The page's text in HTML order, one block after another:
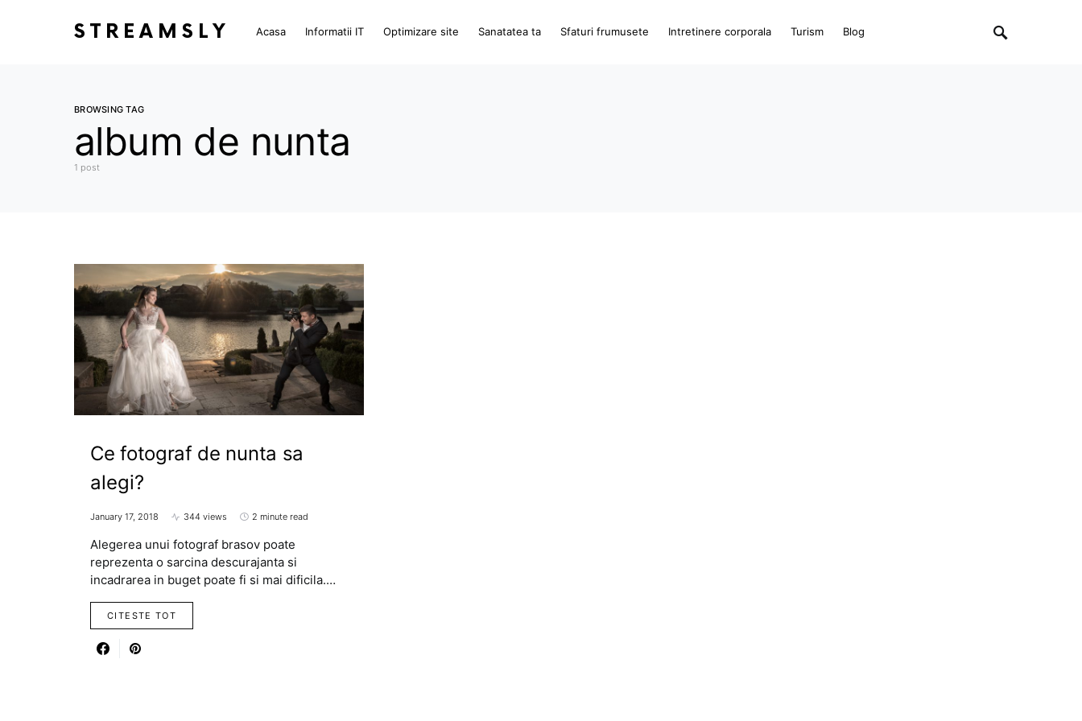
STREAMSLY Acasa Informatii IT Optimizare site Sanatatea ta Sfaturi frumusete Intretinere corporala Turism Blog
BROWSING TAG
album de nunta
1 post
Ce fotograf de nunta sa
alegi?
January 17, 2018 344 views 2 minute read
Alegerea unui fotograf brasov poate
reprezenta o sarcina descurajanta si
incadrarea in buget poate fi si mai dificila.…
CITESTE TOT